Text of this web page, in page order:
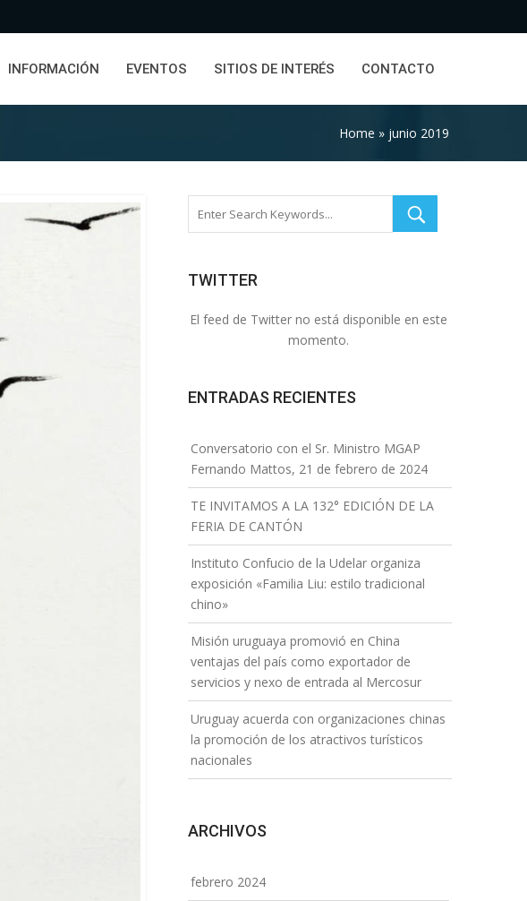
INFORMACIÓN EVENTOS SITIOS DE INTERÉS CONTACTO
Home » junio 2019
TWITTER
El feed de Twitter no está disponible en este
momento.
ENTRADAS RECIENTES
Conversatorio con el Sr. Ministro MGAP
Fernando Mattos, 21 de febrero de 2024
TE INVITAMOS A LA 132° EDICIÓN DE LA
FERIA DE CANTÓN
Instituto Confucio de la Udelar organiza
exposición «Familia Liu: estilo tradicional
chino»
Misión uruguaya promovió en China
ventajas del país como exportador de
servicios y nexo de entrada al Mercosur
Uruguay acuerda con organizaciones chinas
la promoción de los atractivos turísticos
nacionales
ARCHIVOS
febrero 2024